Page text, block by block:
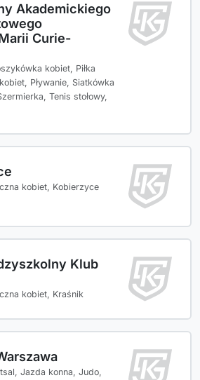
Akademickiego
Curie-
kobiet, Piłka
Pływanie, Siatkówka
Tenis stołowy,
kobiet, Kobierzyce
Klub
kobiet, Kraśnik
Jazda konna, Judo,